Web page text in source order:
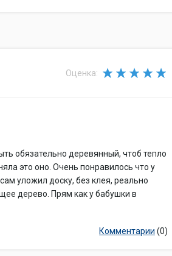
Оценка:
обязательно деревянный, чтоб тепло
это оно. Очень понравилось что у
уложил доску, без клея, реально
дерево. Прям как у бабушки в
Комментарии (0)